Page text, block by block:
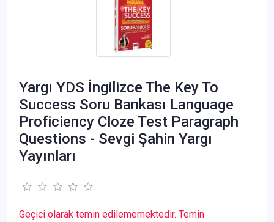
Yargı YDS İngilizce The Key To
Success Soru Bankası Language
Proficiency Cloze Test Paragraph
Questions - Sevgi Şahin Yargı
Yayınları
Geçici olarak temin edilememektedir. Temin